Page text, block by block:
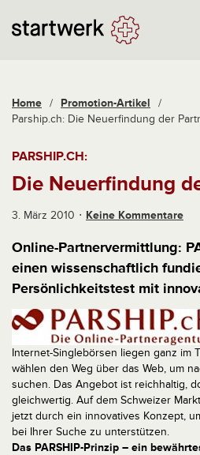
Home / Promotion-Artikel
/
Parship.ch: Die Neuerfindung der
PARSHIP.CH:
Die Neuerfindung
3. März 2010 Keine Kommentare
Online-Partnervermittlung:
einen wissenschaftlich
Persönlichkeitstest mit
Internet-Singlebörsen liegen ganz im
wählen den Weg über das Web, um
suchen. Das Angebot ist reichhaltig,
gleichwertig. Auf dem Schweizer
jetzt durch ein innovatives Konzept,
bei Ihrer Suche zu unterstützen.
Das PARSHIP-Prinzip – ein